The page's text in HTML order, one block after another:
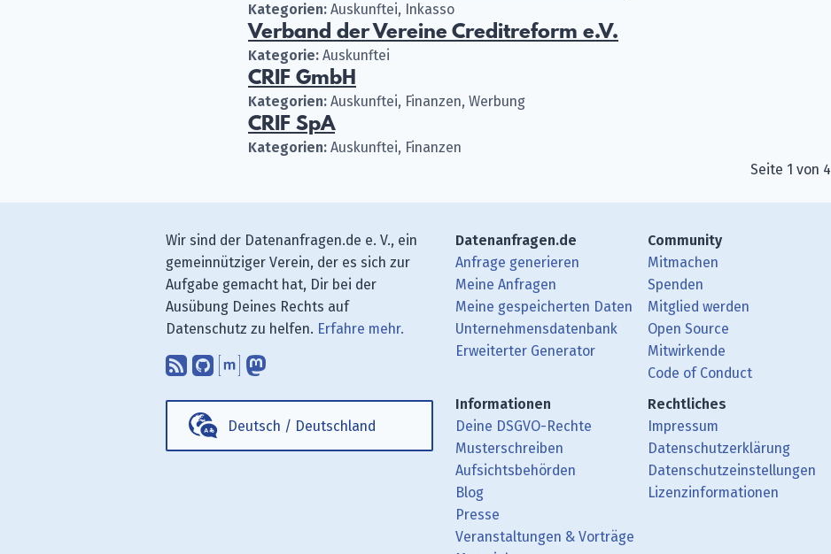
Kategorien: Auskunftei, Inkasso
Verband der Vereine Creditreform e.V.
Kategorie: Auskunftei
CRIF GmbH
Kategorien: Auskunftei, Finanzen, Werbung
CRIF SpA
Kategorien: Auskunftei, Finanzen
Seite 1 von 4
Wir sind der Datenanfragen.de e. V., ein
gemeinnütziger Verein, der es sich zur
Aufgabe gemacht hat, Dir bei der
Ausübung Deines Rechts auf
Datenschutz zu helfen. Erfahre mehr.
Abonniere unsere Blogbeiträge mit Deinem RSS-Reader.
Finde uns bei GitHub.
Unterhalte Dich mit uns über Matrix.
Folge uns bei Mastodon.
Deutsch / Deutschland
Datenanfragen.de
Anfrage generieren
Meine Anfragen
Meine gespeicherten Daten
Unternehmensdatenbank
Erweiterter Generator
Community
Mitmachen
Spenden
Mitglied werden
Open Source
Mitwirkende
Code of Conduct
Informationen
Deine DSGVO-Rechte
Musterschreiben
Aufsichtsbehörden
Blog
Presse
Veranstaltungen & Vorträge
Rechtliches
Impressum
Datenschutzerklärung
Datenschutzeinstellungen
Lizenzinformationen